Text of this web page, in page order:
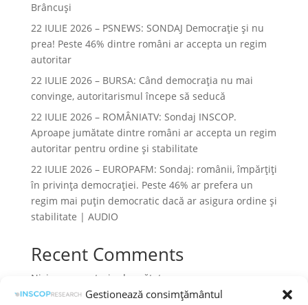
Gestionează consimțământul
Brâncuși
22 IULIE 2026 – PSNEWS: SONDAJ Democrație și nu
prea! Peste 46% dintre români ar accepta un regim
autoritar
22 IULIE 2026 – BURSA: Când democraţia nu mai
convinge, autoritarismul începe să seducă
22 IULIE 2026 – ROMÂNIATV: Sondaj INSCOP.
Aproape jumătate dintre români ar accepta un regim
autoritar pentru ordine și stabilitate
22 IULIE 2026 – EUROPAFM: Sondaj: românii, împărțiți
în privința democrației. Peste 46% ar prefera un
regim mai puțin democratic dacă ar asigura ordine și
stabilitate | AUDIO
Recent Comments
Niciun comentariu de arătat.